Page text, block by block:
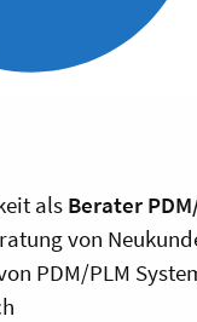
als Berater
von
PDM/PLM